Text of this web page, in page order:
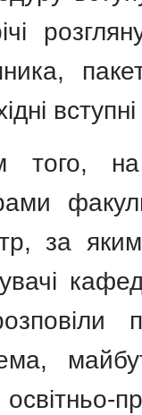
того, на
за